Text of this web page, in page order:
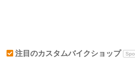
注目のカスタムバイクショップ